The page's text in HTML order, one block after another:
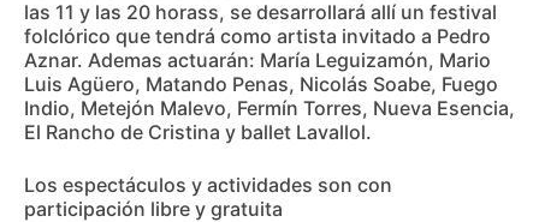
las 11 y las 20 horass, se desarrollará allí un festival
folclórico que tendrá como artista invitado a Pedro
Aznar. Ademas actuarán: María Leguizamón, Mario
Luis Agüero, Matando Penas, Nicolás Soabe, Fuego
Indio, Metejón Malevo, Fermín Torres, Nueva Esencia,
El Rancho de Cristina y ballet Lavallol.
Los espectáculos y actividades son con
participación libre y gratuita